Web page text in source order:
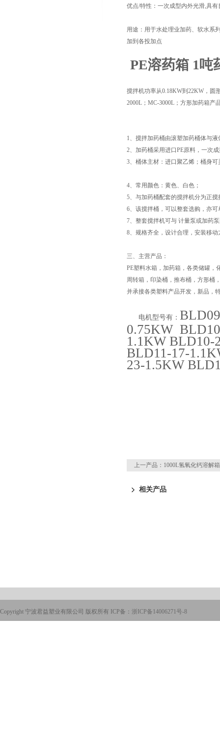
优点/特性：一次成型内外光滑,具
用途：用于水处理业加药、软水系
加到各投加点
PE溶药箱 1吨
搅拌机功率从0.18KW到22KW，圆
2000L；MC-3000L；方形加药箱产
1、搅拌加药桶由滚塑加药桶体与
2、加药桶采用进口PE原料，一次
3、桶体主材：进口聚乙烯；桶身
4、常用颜色：黄色、白色；
5、与加药桶配套的搅拌机分为正
6、该搅拌桶，可以整套选购，亦
7、整套搅拌机可与 计量泵或加药
8、规格齐全，设计合理，安装移
三、主营产品：
PE塑料水箱，加药箱，各类储罐，
周转箱，印染桶，推布桶，方形桶
并承接各类塑料产品开发，新品，
电机型号有：
0.75KW
1.1KW BLD10-
BLD11-17-
23-1.5KW
上一产品： 1000L氢氧化钙溶解箱
相关产品
Copyright 宁波君益塑业有限公司 版权所有 ICP备： 浙ICP备14006271号-8